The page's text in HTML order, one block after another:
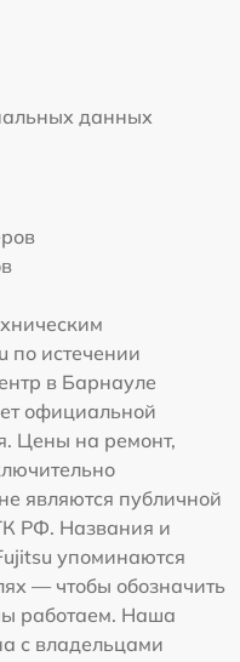
данных
по истечении
в Барнауле
официальной
Цены на ремонт,
являются публичной
РФ. Названия и
упоминаются
— чтобы обозначить
работаем. Наша
с владельцами